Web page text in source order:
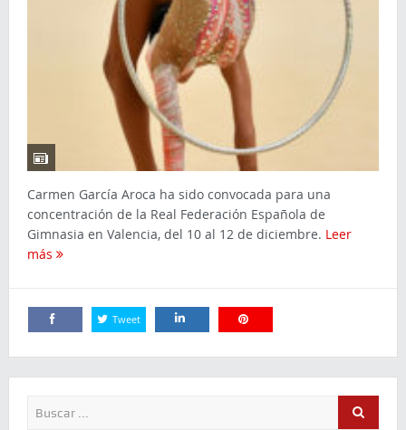
Carmen García Aroca ha sido convocada para una
concentración de la Real Federación Española de
Gimnasia en Valencia, del 10 al 12 de diciembre. Leer
más
Tweet